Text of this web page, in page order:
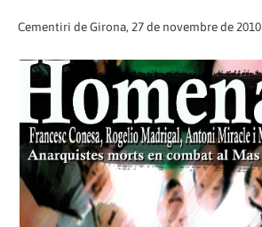
Cementiri de Girona, 27 de novembre de 2010